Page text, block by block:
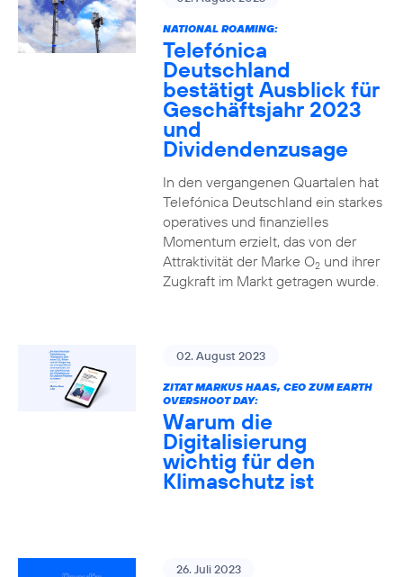
NATIONAL ROAMING:
Telefónica
Deutschland
bestätigt Ausblick für
Geschäftsjahr 2023
und
Dividendenzusage
In den vergangenen Quartalen hat
Telefónica Deutschland ein starkes
operatives und finanzielles
Momentum erzielt, das von der
Attraktivität der Marke O2und ihrer
Zugkraft im Markt getragen wurde.
02. August 2023
ZITAT MARKUS HAAS, CEO ZUM EARTH
OVERSHOOT DAY:
Warum die
Digitalisierung
wichtig für den
Klimaschutz ist
26. Juli 2023